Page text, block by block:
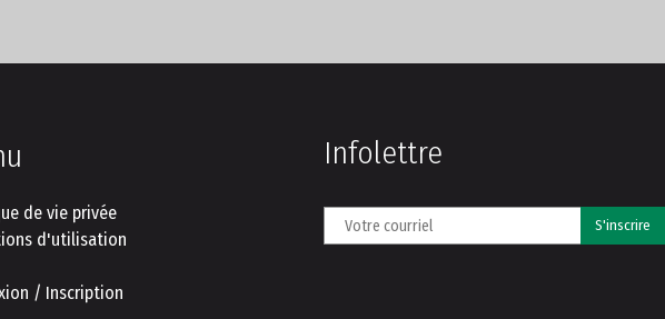
de vie privée
d'utilisation
/ Inscription
Infolettre
S'inscrire